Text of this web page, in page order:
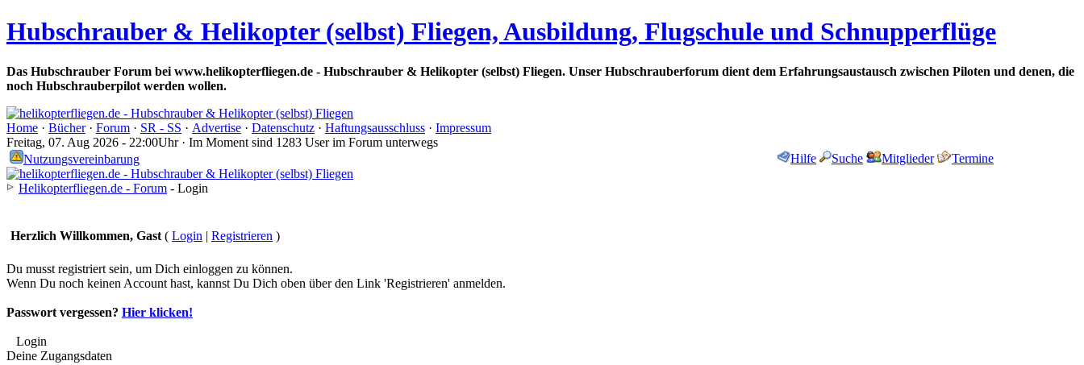
Hubschrauber & Helikopter (selbst) Fliegen, Ausbildung, Flugschule und Schnupperflüge
Das Hubschrauber Forum bei www.helikopterfliegen.de - Hubschrauber & Helikopter (selbst) Fliegen. Unser Hubschrauberforum dient dem Erfahrungsaustausch zwischen Piloten und denen, die
noch Hubschrauberpilot werden wollen.
Home · Bücher· Forum · SR - SS · Advertise · Datenschutz · Haftungsausschluss · Impressum
Freitag, 07. Aug 2026 - 22:00Uhr · Im Moment sind 1283 User im Forum unterwegs
Nutzungsvereinbarung
Hilfe Suche Mitglieder Termine
Helikopterfliegen.de - Forum - Login
Herzlich Willkommen, Gast ( Login | Registrieren )
Du musst registriert sein, um Dich einloggen zu können.
Wenn Du noch keinen Account hast, kannst Du Dich oben über den Link 'Registrieren' anmelden.
Passwort vergessen? Hier klicken!
Login
Deine Zugangsdaten